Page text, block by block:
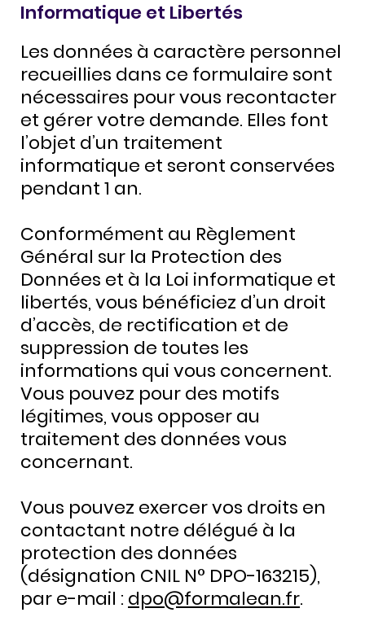
Informatique et Libertés
Les données à caractère personnel
recueillies dans ce formulaire sont
nécessaires pour vous recontacter
et gérer votre demande. Elles font
l’objet d’un traitement
informatique et seront conservées
pendant 1 an.
Conformément au Règlement
Général sur la Protection des
Données et à la Loi informatique et
libertés, vous bénéficiez d’un droit
d’accès, de rectification et de
suppression de toutes les
informations qui vous concernent.
Vous pouvez pour des motifs
légitimes, vous opposer au
traitement des données vous
concernant.
Vous pouvez exercer vos droits en
contactant notre délégué à la
protection des données
(désignation CNIL N° DPO-163215),
par e-mail : dpo@formalean.fr.